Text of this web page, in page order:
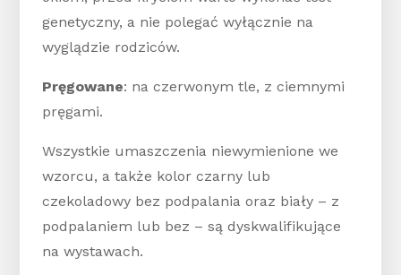
genetyczny, a nie polegać wyłącznie na
wyglądzie rodziców.
Pręgowane: na czerwonym tle, z ciemnymi
pręgami.
Wszystkie umaszczenia niewymienione we
wzorcu, a także kolor czarny lub
czekoladowy bez podpalania oraz biały – z
podpalaniem lub bez – są dyskwalifikujące
na wystawach.